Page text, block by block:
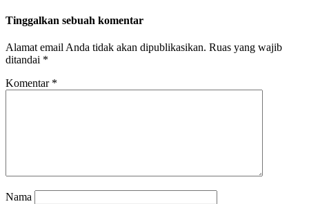
Tinggalkan sebuah komentar
Alamat email Anda tidak akan dipublikasikan. Ruas yang wajib
ditandai *
Komentar *
Nama